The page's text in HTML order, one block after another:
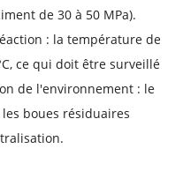
de 30 à 50 MPa).
: la température de
ce qui doit être surveillé
de l'environnement : le
boues résiduaires